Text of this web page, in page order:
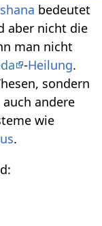
bedeutet
aber nicht die
man nicht
-Heilung.
sondern
andere
wie
.